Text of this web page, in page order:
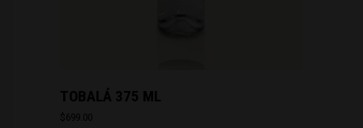
TOBALÁ 375 ML
$ 699.00